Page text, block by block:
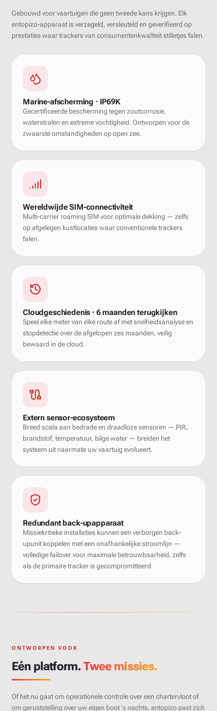
Gebouwd voor vaartuigen die geen tweede kans krijgen. Elk
entopizo-apparaat is verzegeld, versleuteld en geverifieerd op
prestaties waar trackers van consumentenkwaliteit stilletjes falen.
Marine-afscherming · IP69K
Gecertificeerde bescherming tegen zoutcorrosie,
waterstralen en extreme vochtigheid. Ontworpen voor de
zwaarste omstandigheden op open zee.
Wereldwijde SIM-connectiviteit
Multi-carrier roaming SIM voor optimale dekking — zelfs
op afgelegen kustlocaties waar conventionele trackers
falen.
Cloudgeschiedenis · 6 maanden terugkijken
Speel elke meter van elke route af met snelheidsanalyse en
stopdetectie over de afgelopen zes maanden, veilig
bewaard in de cloud.
Extern sensor-ecosysteem
Breed scala aan bedrade en draadloze sensoren — PIR,
brandstof, temperatuur, bilge water — breiden het
systeem uit naarmate uw vaartuig evolueert.
Redundant back-upapparaat
Missiekritieke installaties kunnen een verborgen back-
upunit koppelen met een onafhankelijke stroomlijn —
volledige failover voor maximale betrouwbaarheid, zelfs
als de primaire tracker is gecompromitteerd.
ONTWORPEN VOOR
Eén platform.Twee missies.
Of het nu gaat om operationele controle over een chartervloot of
om geruststelling over uw eigen boot 's nachts, entopizo past zich